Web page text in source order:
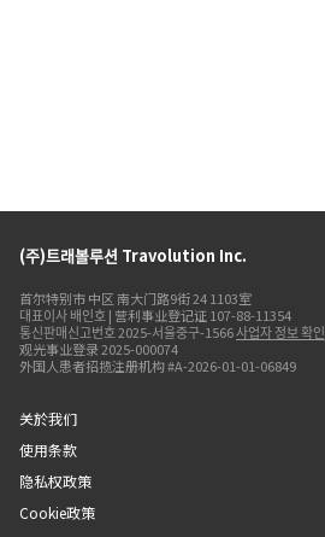
(주)트래볼루션 Travolution Inc.
首尔特别市 中区 南大门路9街 24 1103室
대표이사 배인호 | 营利事业登记证 107-88-11354
통신판매신고번호 2025-서울중구-1566사업자 정보 확인
观光事业登录 2025-000074
外国人患者招揽注册机构 #A-2026-01-01-06849
关於我们
使用条款
隐私权政策
Cookie政策